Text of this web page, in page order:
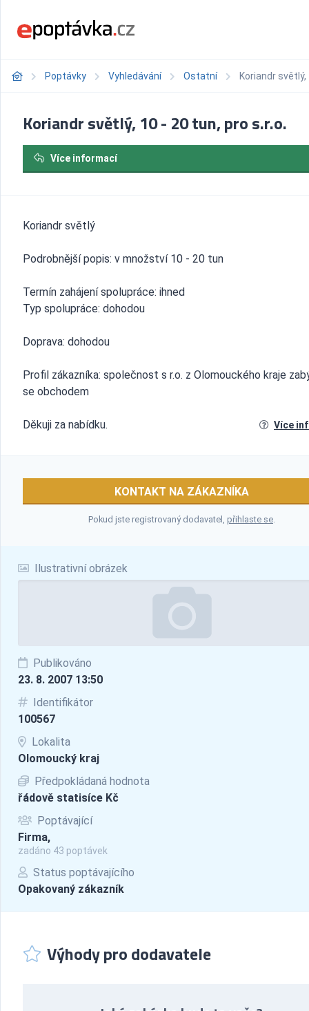
Poptávky Vyhledávání Ostatní Koriandr světlý,
Ilustrativní obrázek
Publikováno
23. 8. 2007 13:50
Identifikátor
100567
Lokalita
Olomoucký kraj
Předpokládaná hodnota
řádově statisíce Kč
Poptávající
Firma,
zadáno 43 poptávek
Status poptávajícího
Opakovaný zákazník
Koriandr světlý, 10 - 20 tun, pro s.r.o.
Více informací
Koriandr světlý
Podrobnější popis: v množství 10 - 20 tun
Termín zahájení spolupráce: ihned
Typ spolupráce: dohodou
Doprava: dohodou
Profil zákazníka: společnost s r.o. z Olomouckého kraje
se obchodem
Děkuji za nabídku. Více
KONTAKT NA ZÁKAZNÍKA
Pokud jste registrovaný dodavatel, přihlaste se.
Výhody pro dodavatele